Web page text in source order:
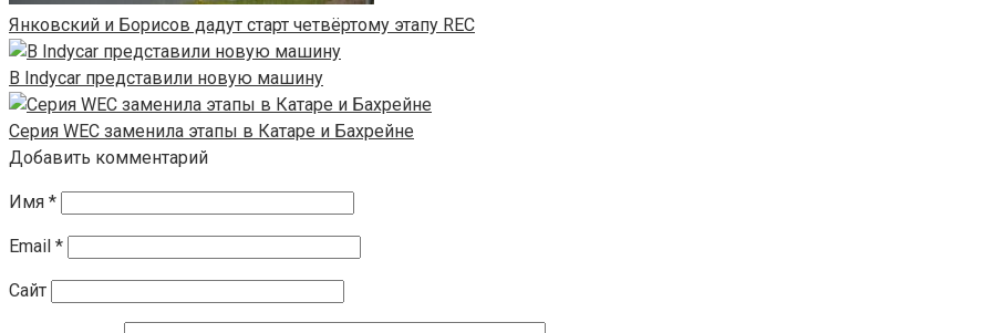
Янковский и Борисов дадут старт четвёртому этапу REC
В Indycar представили новую машину
Серия WEC заменила этапы в Катаре и Бахрейне
Добавить комментарий
Имя *
Email *
Сайт